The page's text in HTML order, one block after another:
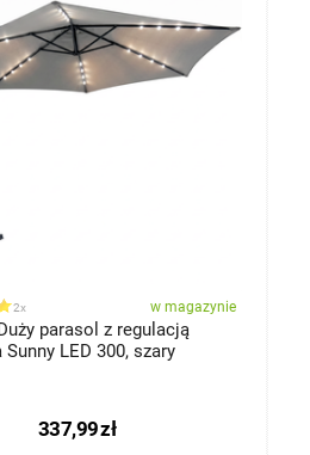
2x w magazynie
parasol z regulacją
Sunny LED 300, szary
337,99zł